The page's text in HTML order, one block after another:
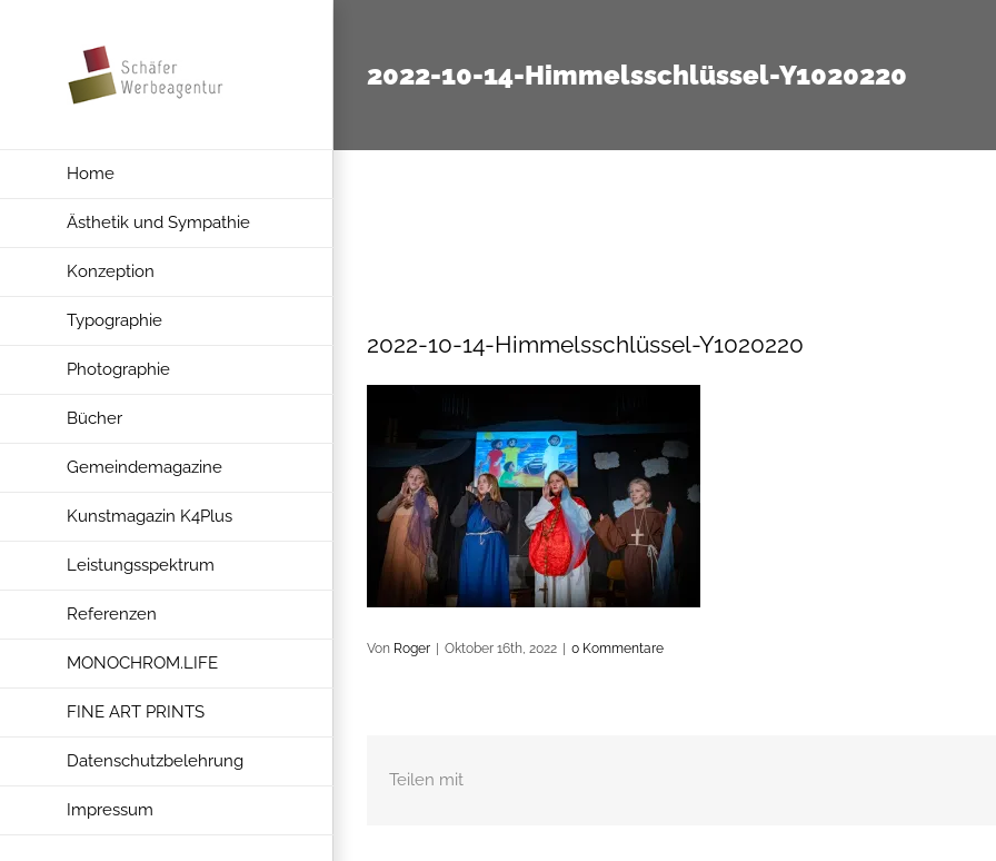
Home
Ästhetik und Sympathie
Konzeption
Typographie
Photographie
Bücher
Gemeindemagazine
Kunstmagazin K4Plus
Leistungsspektrum
Referenzen
MONOCHROM.LIFE
FINE ART PRINTS
Datenschutzbelehrung
Impressum
2022-10-14-Himmelsschlüssel-Y1020220
2022-10-14-Himmelsschlüssel-Y1020220
Von Roger Oktober 16th, 2022 0 Kommentare
Teilen mit